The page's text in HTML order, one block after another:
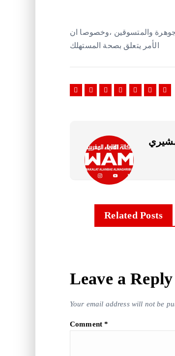
جوهرة والمتسوقين ،وخصوصا ان
الأمر يتعلق بصحة المستهلك
Related Posts
Leave a Reply
Your email address will not be
Comment*